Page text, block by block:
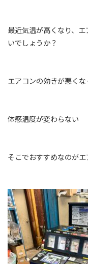
最近気温が高くなり、
いでしょうか？
エアコンの効きが悪くな
体感温度が変わらない
そこでおすすめなのが